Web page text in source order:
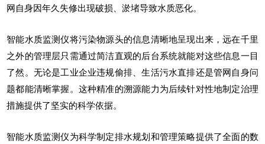
网自身因年久失修出现破损、淤堵导致水质恶化。
智能水质监测仪将污染物源头的信息清晰地呈现出来，远在千里
之外的管理层只需通过简洁直观的后台系统就能对这些信息一目
了然。无论是工业企业违规偷排、生活污水直排还是管网自身问
题都能清晰掌握。这种精准的溯源能力为后续针对性地制定治理
措施提供了坚实的科学依据。
智能水质监测仪为科学制定排水规划和管理策略提供了全面的数